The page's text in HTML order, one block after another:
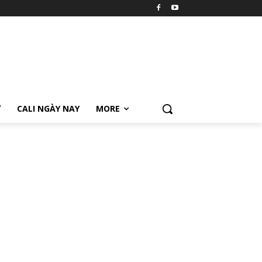
CALI NGÀY NAY MORE